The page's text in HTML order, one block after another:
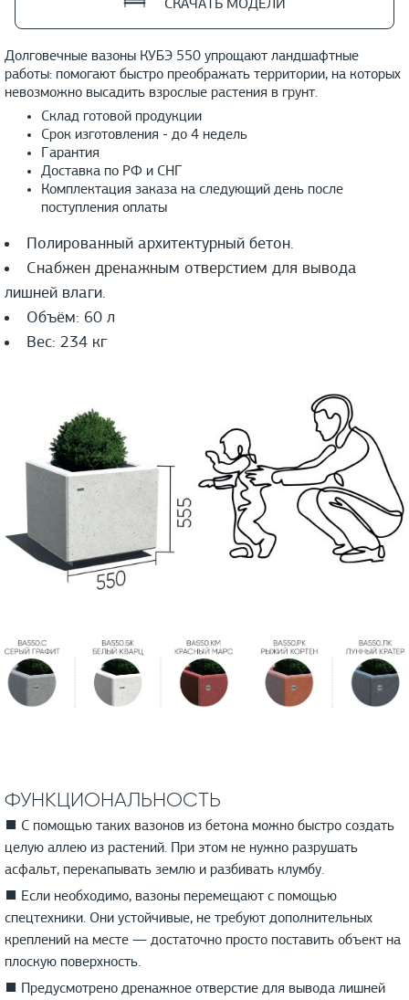
Долговечные вазоны КУБЭ 550 упрощают ландшафтные
работы: помогают быстро преображать территории, на которых
невозможно высадить взрослые растения в грунт.
Склад готовой продукции
Срок изготовления - до 4 недель
Гарантия
Доставка по РФ и СНГ
Комплектация заказа на следующий день после
поступления оплаты
СКАЧАТЬ МОДЕЛИ
Полированный архитектурный бетон.
Снабжен дренажным отверстием для вывода
лишней влаги.
Объём: 60 л
Вес: 234 кг
ФУНКЦИОНАЛЬНОСТЬ
■ С помощью таких вазонов из бетона можно быстро создать
целую аллею из растений. При этом не нужно разрушать
асфальт, перекапывать землю и разбивать клумбу.
■ Если необходимо, вазоны перемещают с помощью
спецтехники. Они устойчивые, не требуют дополнительных
креплений на месте — достаточно просто поставить объект на
плоскую поверхность.
■ Предусмотрено дренажное отверстие для вывода лишней